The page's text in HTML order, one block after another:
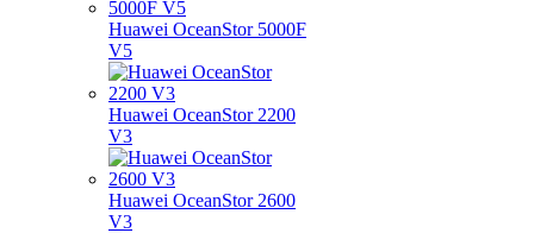
Huawei OceanStor 5000F
V5
Huawei OceanStor 2200
V3
Huawei OceanStor 2600
V3